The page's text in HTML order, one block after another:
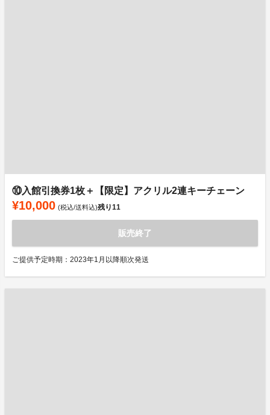
⑩入館引換券1枚＋【限定】アクリル2連キーチェーン
¥10,000 (税込/送料込)残り11
販売終了
ご提供予定時期：2023年1月以降順次発送